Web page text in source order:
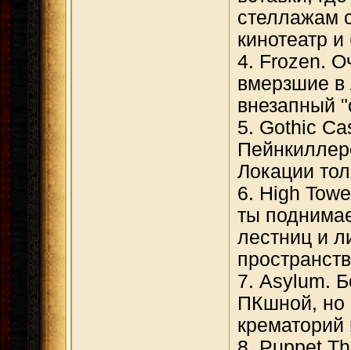
стеллажам
кинотеатр
4. Frozen.
вмерзшие в
внезапный
5. Gothic
Локации
6. High
ты
лестниц и
7. Asylum.
ПКшной, но